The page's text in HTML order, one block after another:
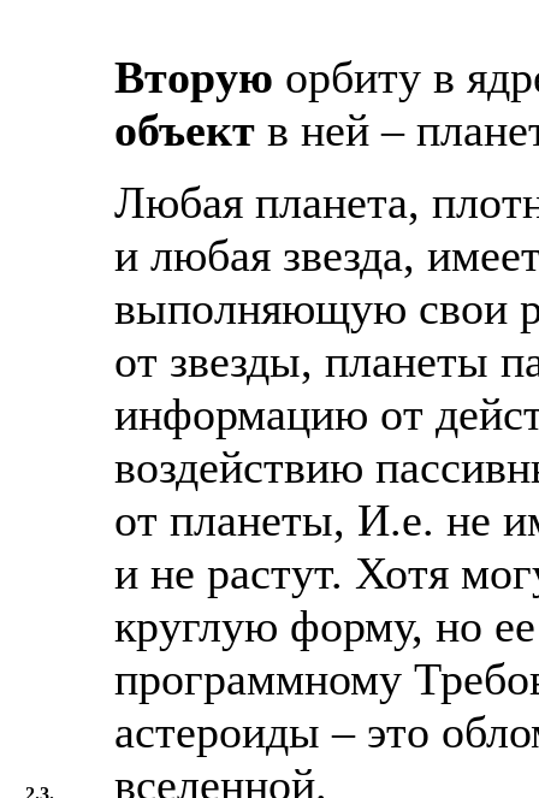
2.3.
Вторую орбиту в
объект в ней –
Любая планета,
и любая звезда,
выполняющую свои
от звезды, планеты
информацию от
воздействию
от планеты, И.е. не
и не растут. Хотя
круглую форму, но
программному
астероиды – это
вселенной.